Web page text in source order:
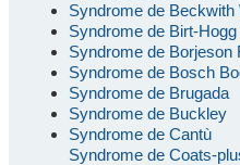
Syndrome de Beckwith
Syndrome de Birt-
Syndrome de Borjeson
Syndrome de Bosch
Syndrome de Brugada
Syndrome de Buckley
Syndrome de Cantù
Syndrome de Coats-